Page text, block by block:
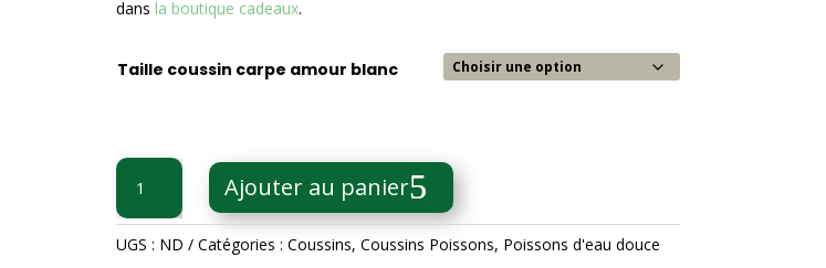
dans la boutique cadeaux.
Taille coussin carpe amour blanc
quantité
Coussin
Carpe
Ajouter au panier
UGS : ND Catégories : Coussins, Coussins Poissons, Poissons d'eau douce